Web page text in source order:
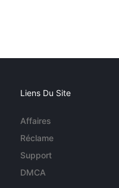
Liens Du Site
Affaires
Réclame
Support
DMCA